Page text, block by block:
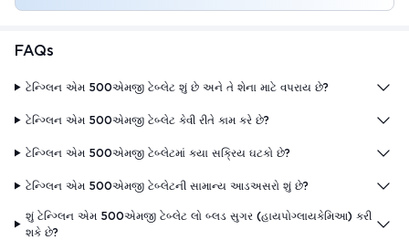
FAQs
ટેન્ગ્લિન એમ 500એમજી ટેબ્લેટ શું છે અને તે શેના માટે વપરાય છે?
ટેન્ગ્લિન એમ 500એમજી ટેબ્લેટ કેવી રીતે કામ કરે છે?
ટેન્ગ્લિન એમ 500એમજી ટેબ્લેટમાં કયા સક્રિય ઘટકો છે?
ટેન્ગ્લિન એમ 500એમજી ટેબ્લેટની સામાન્ય આડઅસરો શું છે?
શું ટેન્ગ્લિન એમ 500એમજી ટેબ્લેટ લો બ્લડ સુગર (હાયપોગ્લાયકેમિઆ) કરી
શકે છે?